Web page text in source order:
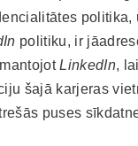
politika,
politiku, ir
LinkedIn,
šajā karjeras
puses